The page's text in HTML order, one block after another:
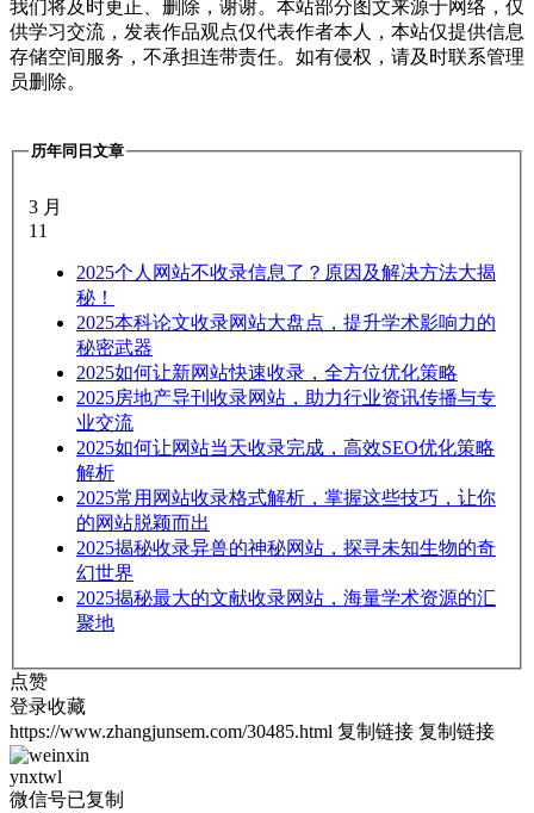
我们将及时更正、删除，谢谢。本站部分图文来源于网络，仅
供学习交流，发表作品观点仅代表作者本人，本站仅提供信息
存储空间服务，不承担连带责任。如有侵权，请及时联系管理
员删除。
历年同日文章
3 月
11
2025个人网站不收录信息了？原因及解决方法大揭
秘！
2025本科论文收录网站大盘点，提升学术影响力的
秘密武器
2025如何让新网站快速收录，全方位优化策略
2025房地产导刊收录网站，助力行业资讯传播与专
业交流
2025如何让网站当天收录完成，高效SEO优化策略
解析
2025常用网站收录格式解析，掌握这些技巧，让你
的网站脱颖而出
2025揭秘收录异兽的神秘网站，探寻未知生物的奇
幻世界
2025揭秘最大的文献收录网站，海量学术资源的汇
聚地
点赞
登录收藏
https://www.zhangjunsem.com/30485.html 复制链接 复制链接
ynxtwl
微信号已复制